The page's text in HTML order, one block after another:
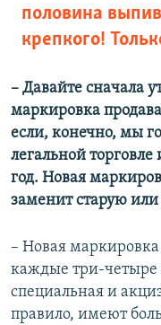
половина
крепкого!
– ​Давайте сначала
маркировка
если, конечно, мы
легальной
год. Новая
заменит старую или
– Новая
каждые три-четыре
специальная и
правило, имеют